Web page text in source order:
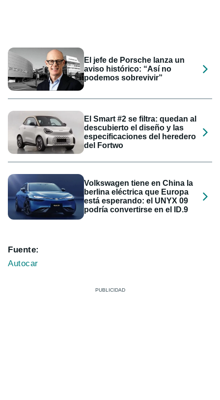
El jefe de Porsche lanza un
aviso histórico: “Así no
podemos sobrevivir”
El Smart #2 se filtra: quedan al
descubierto el diseño y las
especificaciones del heredero
del Fortwo
Volkswagen tiene en China la
berlina eléctrica que Europa
está esperando: el UNYX 09
podría convertirse en el ID.9
Fuente:
Autocar